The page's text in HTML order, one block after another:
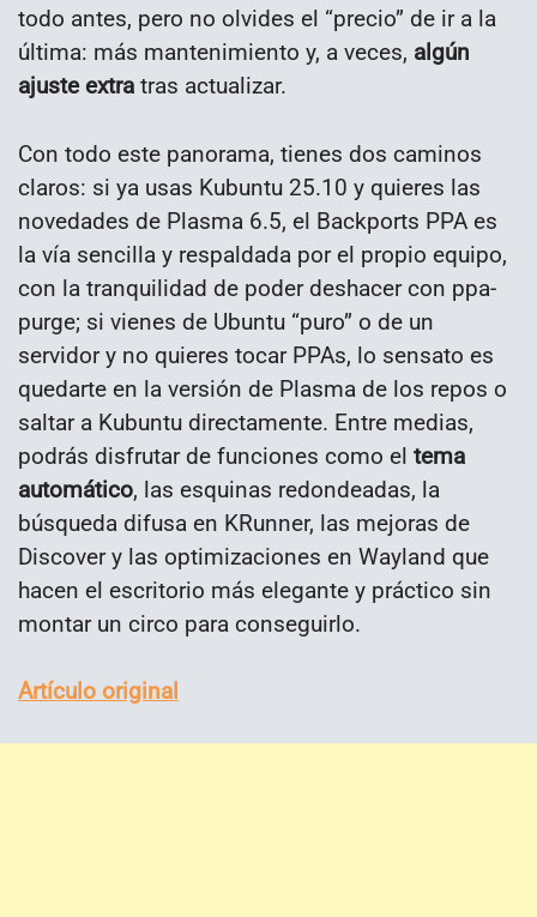
todo antes, pero no olvides el “precio” de ir a la
última: más mantenimiento y, a veces, algún
ajuste extra tras actualizar.
Con todo este panorama, tienes dos caminos
claros: si ya usas Kubuntu 25.10 y quieres las
novedades de Plasma 6.5, el Backports PPA es
la vía sencilla y respaldada por el propio equipo,
con la tranquilidad de poder deshacer con ppa-
purge; si vienes de Ubuntu “puro” o de un
servidor y no quieres tocar PPAs, lo sensato es
quedarte en la versión de Plasma de los repos o
saltar a Kubuntu directamente. Entre medias,
podrás disfrutar de funciones como el tema
automático, las esquinas redondeadas, la
búsqueda difusa en KRunner, las mejoras de
Discover y las optimizaciones en Wayland que
hacen el escritorio más elegante y práctico sin
montar un circo para conseguirlo.
Artículo original